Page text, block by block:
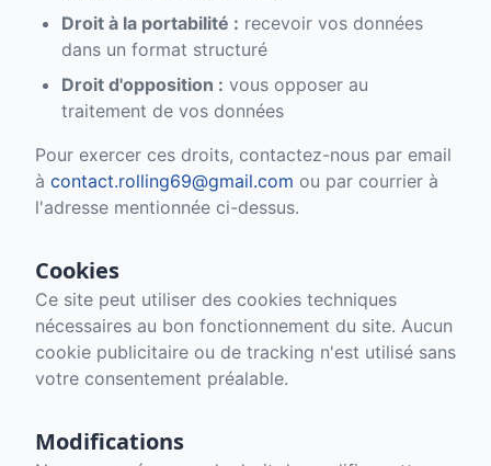
Droit à la portabilité : recevoir vos données
dans un format structuré
Droit d'opposition : vous opposer au
traitement de vos données
Pour exercer ces droits, contactez-nous par email
à contact.rolling69@gmail.com ou par courrier à
l'adresse mentionnée ci-dessus.
Cookies
Ce site peut utiliser des cookies techniques
nécessaires au bon fonctionnement du site. Aucun
cookie publicitaire ou de tracking n'est utilisé sans
votre consentement préalable.
Modifications